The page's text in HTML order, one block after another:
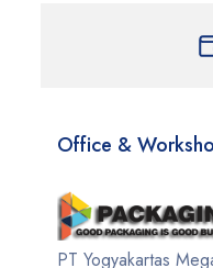
Office &
PT Yogyakartas